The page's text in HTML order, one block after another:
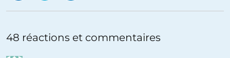
48 réactions et commentaires